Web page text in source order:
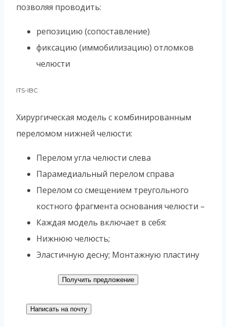
позволяя проводить:
репозицию (сопоставление)
фиксацию (иммобилизацию) отломков
челюсти
ITS-IBC
Хирургическая модель с комбинированным
переломом нижней челюсти:
Перелом угла челюсти слева
Парамедиальный перелом справа
Перелом со смещением треугольного
костного фрагмента основания челюсти –
Каждая модель включает в себя:
Нижнюю челюсть;
Эластичную десну; Монтажную пластину
Получить предложение
Написать на почту